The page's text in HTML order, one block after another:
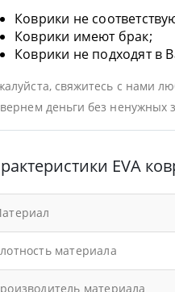
Коврики не
Коврики имеют брак;
Коврики не подходят в
свяжитесь с нами
деньги без ненужных
EVA
материала
материала